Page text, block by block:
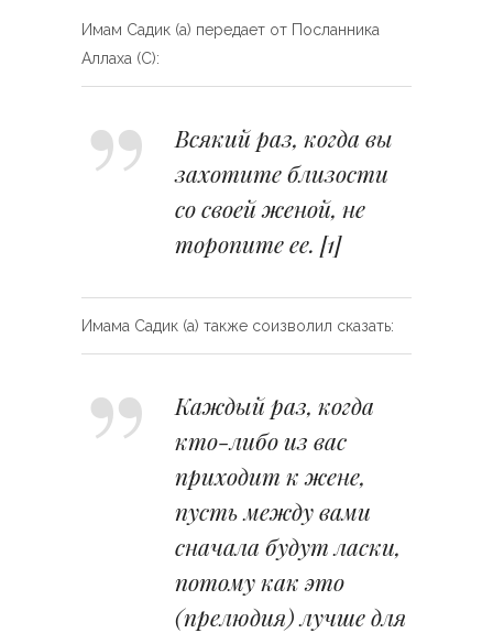
Имам Садик (а) передает от Посланника
Аллаха (С):
Всякий раз, когда вы
захотите близости
со своей женой, не
торопите ее. [1]
Имама Садик (а) также соизволил сказать:
Каждый раз, когда
кто-либо из вас
приходит к жене,
пусть между вами
сначала будут ласки,
потому как это
(прелюдия) лучше для